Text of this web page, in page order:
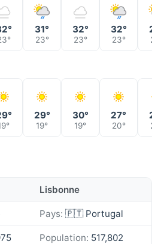
31°
23°
32°
23°
32°
23° 24°
29°
19°
30°
19°
27°
20° 20°
Lisbonne
Pays: 🇵🇹 Portugal
Population: 517,802